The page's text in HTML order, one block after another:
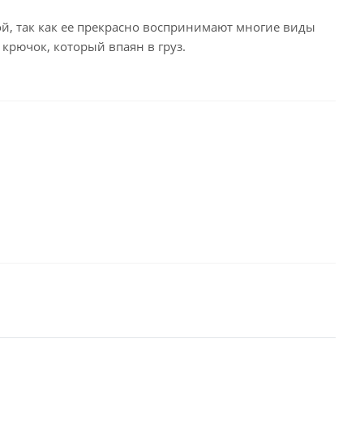
так как ее прекрасно воспринимают многие виды
который впаян в груз.